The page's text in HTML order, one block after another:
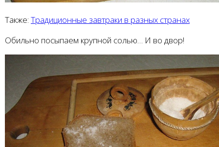
Также: Традиционные завтраки в разных странах
Обильно посыпаем крупной солью… И во двор!